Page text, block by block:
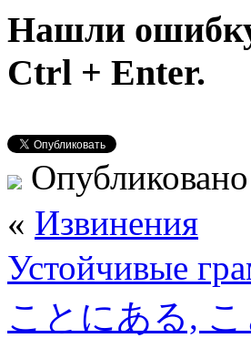
Нашли
Ctrl + Enter.
« Извинения
Устойчивые
ことにある,